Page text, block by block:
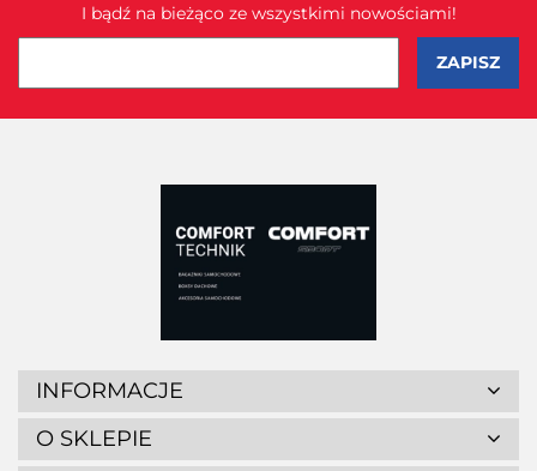
I bądź na bieżąco ze wszystkimi nowościami!
INFORMACJE
O SKLEPIE